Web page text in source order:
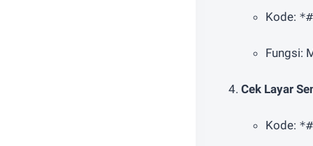
Kode:
Fungsi:
Cek Layar
Kode: